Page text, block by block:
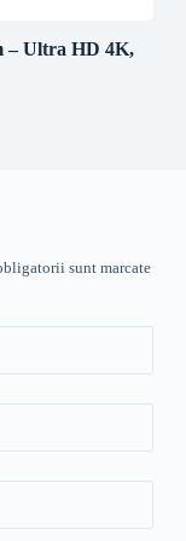
– Ultra HD 4K,
sunt marcate